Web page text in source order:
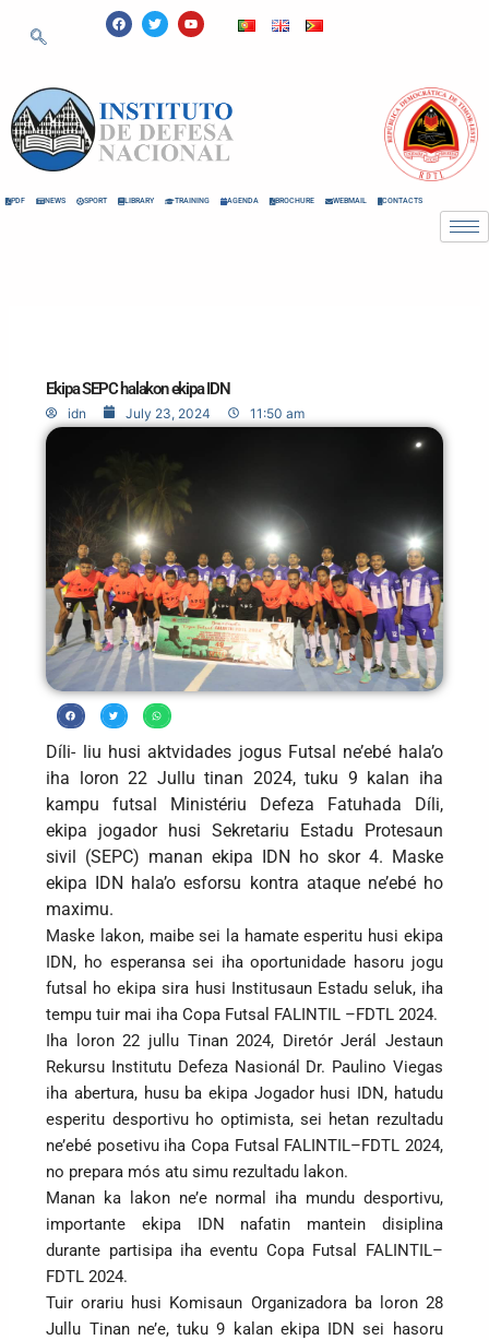
F
a
c
k
T
w
i
Y
o
u
PDF NEWS SPORT LIBRARY TRAINING AGENDA BROCHURE WEBMAIL CONTACTS
Ekipa SEPC halakon ekipa IDN
idn July 23, 2024 11:50 am
Díli- liu husi aktvidades jogus Futsal ne’ebé hala’o
iha loron 22 Jullu tinan 2024, tuku 9 kalan iha
kampu futsal Ministériu Defeza Fatuhada Díli,
ekipa jogador husi Sekretariu Estadu Protesaun
sivil (SEPC) manan ekipa IDN ho skor 4. Maske
ekipa IDN hala’o esforsu kontra ataque ne’ebé ho
maximu.
Maske lakon, maibe sei la hamate esperitu husi ekipa
IDN, ho esperansa sei iha oportunidade hasoru jogu
futsal ho ekipa sira husi Institusaun Estadu seluk, iha
tempu tuir mai iha Copa Futsal FALINTIL –FDTL 2024.
Iha loron 22 jullu Tinan 2024, Diretór Jerál Jestaun
Rekursu Institutu Defeza Nasionál Dr. Paulino Viegas
iha abertura, husu ba ekipa Jogador husi IDN, hatudu
esperitu desportivu ho optimista, sei hetan rezultadu
ne’ebé posetivu iha Copa Futsal FALINTIL–FDTL 2024,
no prepara mós atu simu rezultadu lakon.
Manan ka lakon ne’e normal iha mundu desportivu,
importante ekipa IDN nafatin mantein disiplina
durante partisipa iha eventu Copa Futsal FALINTIL–
FDTL 2024.
Tuir orariu husi Komisaun Organizadora ba loron 28
Jullu Tinan ne’e, tuku 9 kalan ekipa IDN sei hasoru